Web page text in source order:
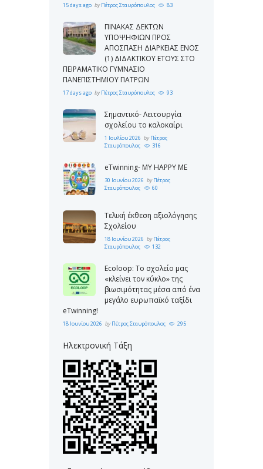
15 days ago byΠέτρος Σταυρόπουλος 83
ΠΙΝΑΚΑΣ ΔΕΚΤΩΝ
ΥΠΟΨΗΦΙΩΝ ΠΡΟΣ
ΑΠΟΣΠΑΣΗ ΔΙΑΡΚΕΙΑΣ ΕΝΟΣ
(1) ΔΙΔΑΚΤΙΚΟΥ ΕΤΟΥΣ ΣΤΟ
ΠΕΙΡΑΜΑΤΙΚΟ ΓΥΜΝΑΣΙΟ
ΠΑΝΕΠΙΣΤΗΜΙΟΥ ΠΑΤΡΩΝ
17 days ago byΠέτρος Σταυρόπουλος 93
Σημαντικό- Λειτουργία
σχολείου το καλοκαίρι
1 Ιουλίου 2026 byΠέτρος
Σταυρόπουλος
316
eTwinning- MY HAPPY ME
30 Ιουνίου 2026 byΠέτρος
Σταυρόπουλος
60
Τελική έκθεση αξιολόγησης
Σχολείου
18 Ιουνίου 2026 byΠέτρος
Σταυρόπουλος
132
Ecoloop: Το σχολείο μας
«κλείνει τον κύκλο» της
βιωσιμότητας μέσα από ένα
μεγάλο ευρωπαϊκό ταξίδι
eTwinning!
18 Ιουνίου 2026 byΠέτρος Σταυρόπουλος 295
Ηλεκτρονική Τάξη